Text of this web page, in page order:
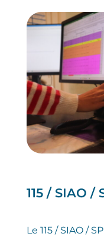
115 / SIAO /
Le 115 / SIAO /